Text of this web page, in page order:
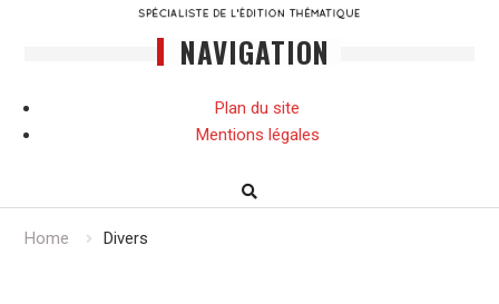
NAVIGATION
Plan du site
Mentions légales
Home Divers